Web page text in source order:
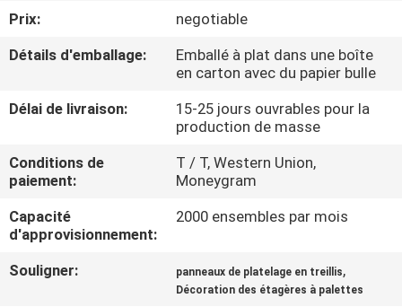
CONTRÔLE
DE
NOUS
DEMANDEZ
UNE
Prix:
negotiable
Détails d'emballage:
Emballé à plat dans une boîte
en carton avec du papier bulle
Délai de livraison:
15-25 jours ouvrables pour la
production de masse
Conditions de
paiement:
T / T, Western Union,
Moneygram
Capacité
d'approvisionnement:
2000 ensembles par mois
Souligner: panneaux de platelage en treillis,
Décoration des étagères à palettes